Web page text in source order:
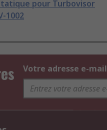
pour Turbovisor
1002
Votre adresse e-mail